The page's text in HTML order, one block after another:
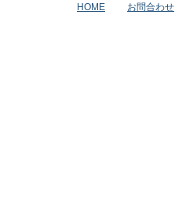
HOME お問合わせ